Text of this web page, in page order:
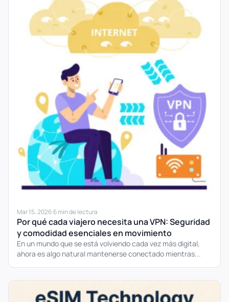
Mar 15, 2026·6 min de lectura
Por qué cada viajero necesita una VPN: Seguridad
y comodidad esenciales en movimiento
En un mundo que se está volviendo cada vez más digital,
ahora es algo natural mantenerse conectado mientras...